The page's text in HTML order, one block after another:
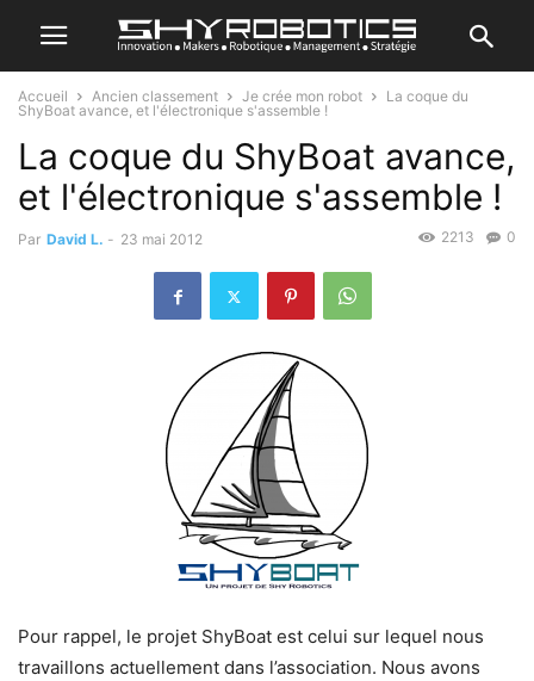
Accueil Ancien classement Je crée mon robot
La coque du
ShyBoat avance, et l'électronique s'assemble !
La coque du ShyBoat avance,
et l'électronique s'assemble !
Par David L. - 23 mai 2012 0
2213
Pour rappel, le projet ShyBoat est celui sur lequel nous
travaillons actuellement dans l’association. Nous avons